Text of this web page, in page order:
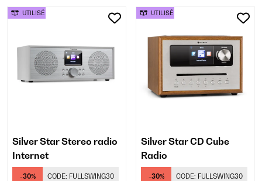
Silver Star Stereo radio
Internet
-30% CODE: FULLSWING30
UTILISÉ
Silver Star CD Cube
Radio
-30% CODE: FULLSWING30
UTILISÉ